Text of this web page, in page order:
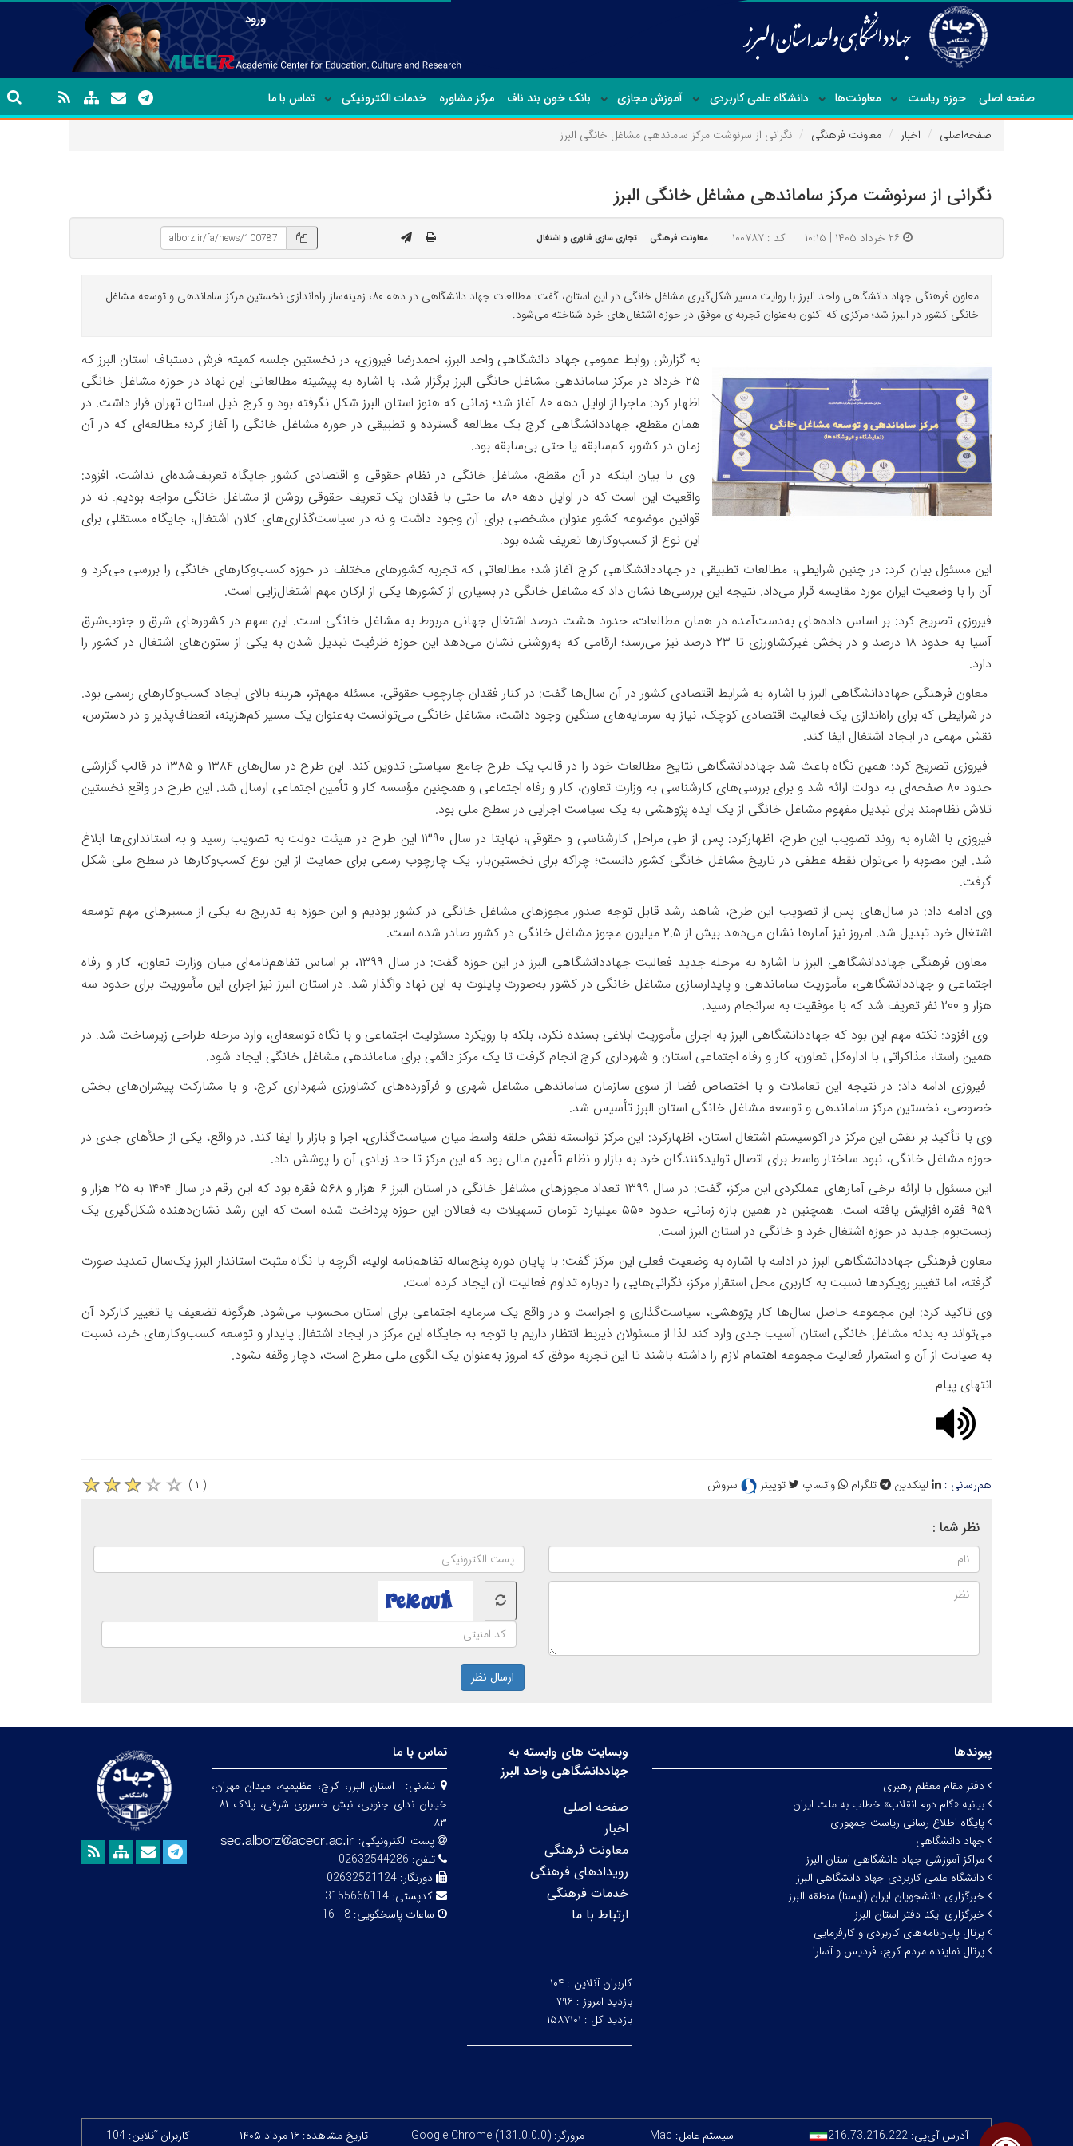
ورود
صفحه اصلی حوزه ریاست معاونت‌ها دانشگاه علمی کاربردی آموزش مجازی بانک خون بند ناف مرکز مشاوره خدمات الکترونیکی تماس با ما
صفحه‌اصلی اخبار معاونت فرهنگی نگرانی از سرنوشت مرکز ساماندهی مشاغل خانگی البرز
نگرانی از سرنوشت مرکز ساماندهی مشاغل خانگی البرز
کد : ۱۰۰۷۸۷ معاونت فرهنگی تجاری سازی فناوری و اشتغال
معاون فرهنگی جهاد دانشگاهی واحد البرز با روایت مسیر شکل‌گیری مشاغل خانگی در این استان، گفت: مطالعات جهاد دانشگاهی در دهه ۸۰، زمینه‌ساز راه‌اندازی نخستین مرکز ساماندهی و توسعه مشاغل
خانگی کشور در البرز شد؛ مرکزی که اکنون به‌عنوان تجربه‌ای موفق در حوزه اشتغال‌های خرد شناخته می‌شود.
به گزارش روابط عمومی جهاد دانشگاهی واحد البرز، احمدرضا فیروزی، در نخستین جلسه کمیته فرش دستباف استان البرز که
۲۵ خرداد در مرکز ساماندهی مشاغل خانگی البرز برگزار شد، با اشاره به پیشینه مطالعاتی این نهاد در حوزه مشاغل خانگی
اظهار کرد: ماجرا از اوایل دهه ۸۰ آغاز شد؛ زمانی که هنوز استان البرز شکل نگرفته بود و کرج ذیل استان تهران قرار داشت. در
همان مقطع، جهاددانشگاهی کرج یک مطالعه گسترده و تطبیقی در حوزه مشاغل خانگی را آغاز کرد؛ مطالعه‌ای که در آن
زمان در کشور، کم‌سابقه یا حتی بی‌سابقه بود.
وی با بیان اینکه در آن مقطع، مشاغل خانگی در نظام حقوقی و اقتصادی کشور جایگاه تعریف‌شده‌ای نداشت، افزود:
واقعیت این است که در اوایل دهه ۸۰، ما حتی با فقدان یک تعریف حقوقی روشن از مشاغل خانگی مواجه بودیم. نه در
قوانین موضوعه کشور عنوان مشخصی برای آن وجود داشت و نه در سیاست‌گذاری‌های کلان اشتغال، جایگاه مستقلی برای
این نوع از کسب‌وکارها تعریف شده بود.
این مسئول بیان کرد: در چنین شرایطی، مطالعات تطبیقی در جهاددانشگاهی کرج آغاز شد؛ مطالعاتی که تجربه کشورهای مختلف در حوزه کسب‌وکارهای خانگی را بررسی می‌کرد و
آن را با وضعیت ایران مورد مقایسه قرار می‌داد. نتیجه این بررسی‌ها نشان داد که مشاغل خانگی در بسیاری از کشورها یکی از ارکان مهم اشتغال‌زایی است.
فیروزی تصریح کرد: بر اساس داده‌های به‌دست‌آمده در همان مطالعات، حدود هشت درصد اشتغال جهانی مربوط به مشاغل خانگی است. این سهم در کشورهای شرق و جنوب‌شرق
آسیا به حدود ۱۸ درصد و در بخش غیرکشاورزی تا ۲۳ درصد نیز می‌رسد؛ ارقامی که به‌روشنی نشان می‌دهد این حوزه ظرفیت تبدیل شدن به یکی از ستون‌های اشتغال در کشور را
دارد.
معاون فرهنگی جهاددانشگاهی البرز با اشاره به شرایط اقتصادی کشور در آن سال‌ها گفت: در کنار فقدان چارچوب حقوقی، مسئله مهم‌تر، هزینه بالای ایجاد کسب‌وکارهای رسمی بود.
در شرایطی که برای راه‌اندازی یک فعالیت اقتصادی کوچک، نیاز به سرمایه‌های سنگین وجود داشت، مشاغل خانگی می‌توانست به‌عنوان یک مسیر کم‌هزینه، انعطاف‌پذیر و در دسترس،
نقش مهمی در ایجاد اشتغال ایفا کند.
فیروزی تصریح کرد: همین نگاه باعث شد جهاددانشگاهی نتایج مطالعات خود را در قالب یک طرح جامع سیاستی تدوین کند. این طرح در سال‌های۱۳۸۴ و ۱۳۸۵ در قالب گزارشی
حدود ۸۰ صفحه‌ای به دولت ارائه شد و برای بررسی‌های کارشناسی به وزارت تعاون، کار و رفاه اجتماعی و همچنین مؤسسه کار و تأمین اجتماعی ارسال شد. این طرح در واقع نخستین
تلاش نظام‌مند برای تبدیل مفهوم مشاغل خانگی از یک ایده پژوهشی به یک سیاست اجرایی در سطح ملی بود.
فیروزی با اشاره به روند تصویب این طرح، اظهارکرد: پس از طی مراحل کارشناسی و حقوقی، نهایتا در سال ۱۳۹۰ این طرح در هیئت دولت به تصویب رسید و به استانداری‌ها ابلاغ
شد. این مصوبه را می‌توان نقطه عطفی در تاریخ مشاغل خانگی کشور دانست؛ چراکه برای نخستین‌بار، یک چارچوب رسمی برای حمایت از این نوع کسب‌وکارها در سطح ملی شکل
گرفت.
وی ادامه داد: در سال‌های پس از تصویب این طرح، شاهد رشد قابل توجه صدور مجوزهای مشاغل خانگی در کشور بودیم و این حوزه به تدریج به یکی از مسیرهای مهم توسعه
اشتغال خرد تبدیل شد. امروز نیز آمارها نشان می‌دهد بیش از ۲.۵ میلیون مجوز مشاغل خانگی در کشور صادر شده است.
معاون فرهنگی جهاددانشگاهی البرز با اشاره به مرحله جدید فعالیت جهاددانشگاهی البرز در این حوزه گفت: در سال ۱۳۹۹، بر اساس تفاهم‌نامه‌ای میان وزارت تعاون، کار و رفاه
اجتماعی و جهاددانشگاهی، مأموریت ساماندهی و پایدارسازی مشاغل خانگی در کشور به‌صورت پایلوت به این نهاد واگذار شد. در استان البرز نیز اجرای این مأموریت برای حدود سه
هزار و ۲۰۰ نفر تعریف شد که با موفقیت به سرانجام رسید.
وی افزود: نکته مهم این بود که جهاددانشگاهی البرز به اجرای مأموریت ابلاغی بسنده نکرد، بلکه با رویکرد مسئولیت اجتماعی و با نگاه توسعه‌ای، وارد مرحله طراحی زیرساخت شد. در
همین راستا، مذاکراتی با اداره‌کل تعاون، کار و رفاه اجتماعی استان و شهرداری کرج انجام گرفت تا یک مرکز دائمی برای ساماندهی مشاغل خانگی ایجاد شود.
فیروزی ادامه داد: در نتیجه این تعاملات و با اختصاص فضا از سوی سازمان ساماندهی مشاغل شهری و فرآورده‌های کشاورزی شهرداری کرج، و با مشارکت پیشران‌های بخش
خصوصی، نخستین مرکز ساماندهی و توسعه مشاغل خانگی استان البرز تأسیس شد.
وی با تأکید بر نقش این مرکز در اکوسیستم اشتغال استان، اظهارکرد: این مرکز توانسته نقش حلقه واسط میان سیاست‌گذاری، اجرا و بازار را ایفا کند. در واقع، یکی از خلأهای جدی در
حوزه مشاغل خانگی، نبود ساختار واسط برای اتصال تولیدکنندگان خرد به بازار و نظام تأمین مالی بود که این مرکز تا حد زیادی آن را پوشش داد.
این مسئول با ارائه برخی آمارهای عملکردی این مرکز، گفت: در سال ۱۳۹۹ تعداد مجوزهای مشاغل خانگی در استان البرز ۶ هزار و ۵۶۸ فقره بود که این رقم در سال۱۴۰۴ به ۲۵ هزار و
۹۵۹ فقره افزایش یافته است. همچنین در همین بازه زمانی، حدود ۵۵۰ میلیارد تومان تسهیلات به فعالان این حوزه پرداخت شده است که این رشد نشان‌دهنده شکل‌گیری یک
زیست‌بوم جدید در حوزه اشتغال خرد و خانگی در استان البرز است.
معاون فرهنگی جهاددانشگاهی البرز در ادامه با اشاره به وضعیت فعلی این مرکز گفت: با پایان دوره پنج‌ساله تفاهم‌نامه اولیه، اگرچه با نگاه مثبت استاندار البرز یک‌سال تمدید صورت
گرفته، اما تغییر رویکردها نسبت به کاربری محل استقرار مرکز، نگرانی‌هایی را درباره تداوم فعالیت آن ایجاد کرده است.
وی تاکید کرد: این مجموعه حاصل سال‌ها کار پژوهشی، سیاست‌گذاری و اجراست و در واقع یک سرمایه اجتماعی برای استان محسوب می‌شود. هرگونه تضعیف یا تغییر کارکرد آن
می‌تواند به بدنه مشاغل خانگی استان آسیب جدی وارد کند لذا از مسئولان ذیربط انتظار داریم با توجه به جایگاه این مرکز در ایجاد اشتغال پایدار و توسعه کسب‌وکارهای خرد، نسبت
به صیانت از آن و استمرار فعالیت مجموعه اهتمام لازم را داشته باشند تا این تجربه موفق که امروز به‌عنوان یک الگوی ملی مطرح است، دچار وقفه نشود.
انتهای پیام
هم‌رسانی : لینکدین تلگرام واتساپ توییتر سروش ( ۱ )
نظر شما :
ارسال نظر
پیوندها
دفتر مقام معظم رهبری
بیانیه «گام دوم انقلاب» خطاب به ملت ایران
پایگاه اطلاع رسانی ریاست جمهوری
جهاد دانشگاهی
مراکز آموزشی جهاد دانشگاهی استان البرز
دانشگاه علمی کاربردی جهاد دانشگاهی البرز
خبرگزاری دانشجویان ایران (ایسنا) منطقه البرز
خبرگزاری ایکنا دفتر استان البرز
پرتال پایان‌نامه‌های کاربردی و کارفرمایی
پرتال نماینده مردم کرج، فردیس و آسارا
وبسایت های وابسته به
جهاددانشگاهی واحد البرز
صفحه اصلی
اخبار
معاونت فرهنگی
رویدادهای فرهنگی
خدمات فرهنگی
ارتباط با ما
کاربران آنلاین : ۱۰۴
بازدید امروز : ۷۹۶
بازدید کل : ۱۵۸۷۱۰۱
تماس با ما
نشانی:
استان البرز، کرج، عظیمیه، میدان مهران،
خیابان ندای جنوبی، نبش خسروی شرقی، پلاک ۸۱ -
۸۳
پست الکترونیکی:
تلفن: 02632544286
دورنگار:02632521124
کدپستی:3155666114
ساعات پاسخگویی:8 - 16
آدرس آی‌پی: 216.73.216.222 سیستم عامل: Mac مرورگر: Google Chrome (131.0.0.0) تاریخ مشاهده: ۱۶ مرداد ۱۴۰۵ کاربران آنلاین: 104